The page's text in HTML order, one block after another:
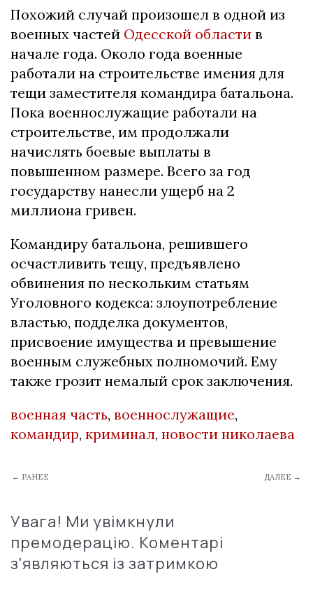
Похожий случай произошел в одной из
военных частей Одесской области в
начале года. Около года военные
работали на строительстве имения для
тещи заместителя командира батальона.
Пока военнослужащие работали на
строительстве, им продолжали
начислять боевые выплаты в
повышенном размере. Всего за год
государству нанесли ущерб на 2
миллиона гривен.
Командиру батальона, решившего
осчастливить тещу, предъявлено
обвинения по нескольким статьям
Уголовного кодекса: злоупотребление
властью, подделка документов,
присвоение имущества и превышение
военным служебных полномочий. Ему
также грозит немалый срок заключения.
военная часть, военнослужащие,
командир, криминал, новости николаева
← РАНЕЕ ДАЛЕЕ →
Увага! Ми увімкнули
премодерацію. Коментарі
з'являються із затримкою